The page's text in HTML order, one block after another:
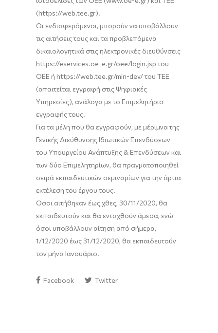
(https://web.tee.gr).
Οι ενδιαφερόμενοι, μπορούν να υποβάλλουν
τις αιτήσεις τους και τα προβλεπόμενα
δικαιολογητικά στις ηλεκτρονικές διευθύνσεις
https://eservices.oe-e.gr/oee/login.jsp του
ΟΕΕ ή https://web.tee.gr/min-dev/ του ΤΕΕ
(απαιτείται εγγραφή στις Ψηφιακές
Υπηρεσίες), ανάλογα με το Επιμελητήριο
εγγραφής τους.
Για τα μέλη που θα εγγραφούν, με μέριμνα της
Γενικής Διεύθυνσης Ιδιωτικών Επενδύσεων
του Υπουργείου Ανάπτυξης & Επενδύσεων και
των δύο Επιμελητηρίων, θα πραγματοποιηθεί
σειρά εκπαιδευτικών σεμιναρίων για την άρτια
εκτέλεση του έργου τους.
Όσοι αιτήθηκαν έως χθες, 30/11/2020, θα
εκπαιδευτούν και θα ενταχθούν άμεσα, ενώ
όσοι υποβάλλουν αίτηση από σήμερα,
1/12/2020 έως 31/12/2020, θα εκπαιδευτούν
τον μήνα Ιανουάριο.
Facebook Twitter